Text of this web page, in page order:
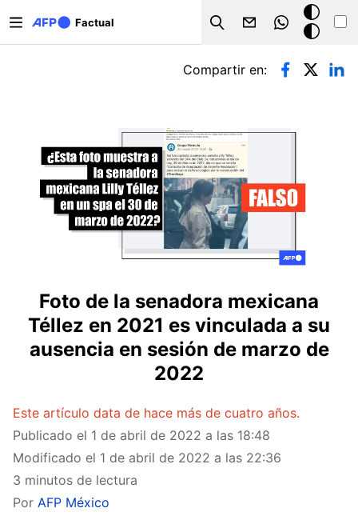
Factual
Search
Modo
oscuro
Solapas principales
Compartir en:
Foto de la senadora mexicana
Téllez en 2021 es vinculada a su
ausencia en sesión de marzo de
2022
Este artículo data de hace más de cuatro años.
Publicado el 1 de abril de 2022 a las 18:48
Modificado el 1 de abril de 2022 a las 22:36
3 minutos de lectura
Por AFP México